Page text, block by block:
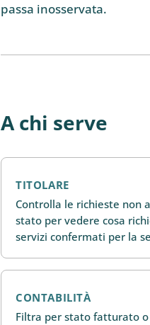
passa inosservata.
A chi serve
TITOLARE
Controlla le richieste non
stato per vedere cosa
servizi confermati per la
CONTABILITÀ
Filtra per stato fatturato